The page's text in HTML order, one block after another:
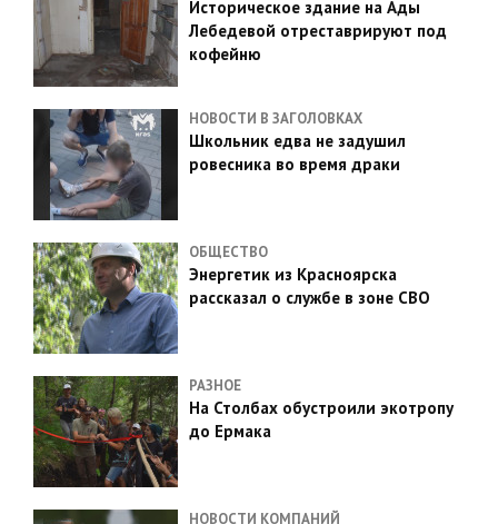
Историческое здание на Ады
Лебедевой отреставрируют под
кофейню
НОВОСТИ В ЗАГОЛОВКАХ
Школьник едва не задушил
ровесника во время драки
ОБЩЕСТВО
Энергетик из Красноярска
рассказал о службе в зоне СВО
РАЗНОЕ
На Столбах обустроили экотропу
до Ермака
НОВОСТИ КОМПАНИЙ